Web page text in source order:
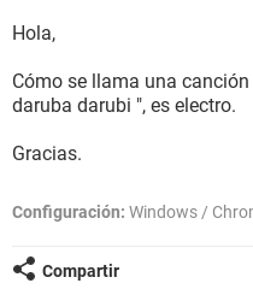
Hola,
Cómo se llama una
daruba darubi ", es electro.
Gracias.
Configuración: Windows /
Compartir